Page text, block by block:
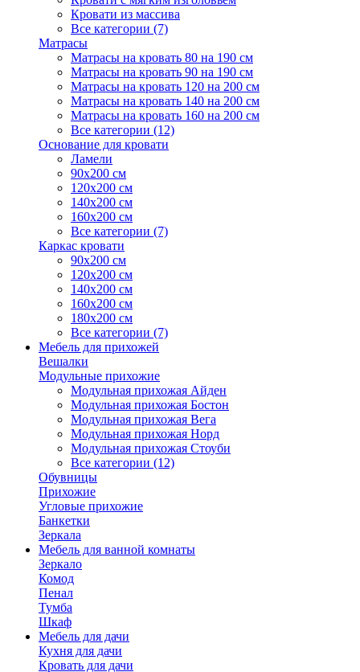
Кровати из массива
Все категории (7)
Матрасы
Матрасы на кровать 80 на 190 см
Матрасы на кровать 90 на 190 см
Матрасы на кровать 120 на 200 см
Матрасы на кровать 140 на 200 см
Матрасы на кровать 160 на 200 см
Все категории (12)
Основание для кровати
Ламели
90х200 см
120х200 см
140х200 см
160х200 см
Все категории (7)
Каркас кровати
90х200 см
120х200 см
140х200 см
160х200 см
180х200 см
Все категории (7)
Мебель для прихожей
Вешалки
Модульные прихожие
Модульная прихожая Айден
Модульная прихожая Бостон
Модульная прихожая Вега
Модульная прихожая Норд
Модульная прихожая Стоуби
Все категории (12)
Обувницы
Прихожие
Угловые прихожие
Банкетки
Зеркала
Мебель для ванной комнаты
Зеркало
Комод
Пенал
Тумба
Шкаф
Мебель для дачи
Кухня для дачи
Кровать для дачи